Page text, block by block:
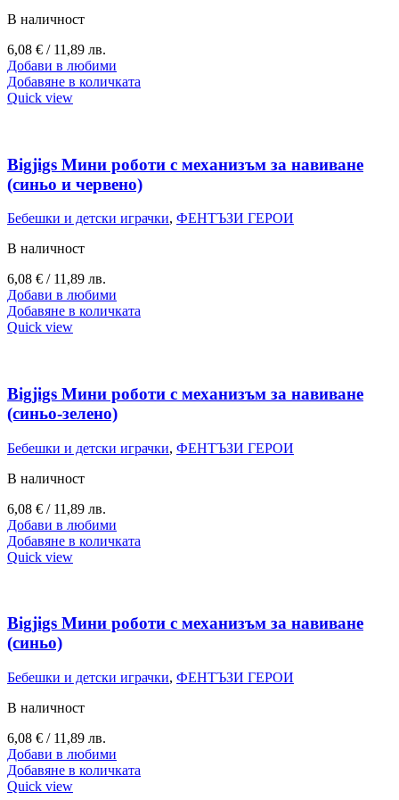
В наличност
6,08 € / 11,89 лв.
Добави в любими
Добавяне в количката
Quick view
Bigjigs Мини роботи с механизъм за навиване
(синьо и червено)
Бебешки и детски играчки, ФЕНТЪЗИ ГЕРОИ
В наличност
6,08 € / 11,89 лв.
Добави в любими
Добавяне в количката
Quick view
Bigjigs Мини роботи с механизъм за навиване
(синьо-зелено)
Бебешки и детски играчки, ФЕНТЪЗИ ГЕРОИ
В наличност
6,08 € / 11,89 лв.
Добави в любими
Добавяне в количката
Quick view
Bigjigs Мини роботи с механизъм за навиване
(синьо)
Бебешки и детски играчки, ФЕНТЪЗИ ГЕРОИ
В наличност
6,08 € / 11,89 лв.
Добави в любими
Добавяне в количката
Quick view